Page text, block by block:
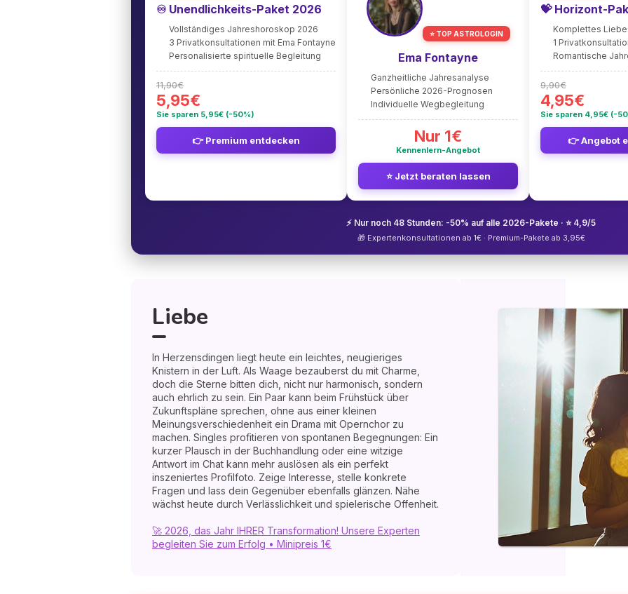
♾️ Unendlichkeits-Paket 2026
Vollständiges Jahreshoroskop 2026
3 Privatkonsultationen mit Ema Fontayne
Personalisierte spirituelle Begleitung
11,90€
5,95€
Sie sparen 5,95€ (-50%)
👉 Premium entdecken
⭐ TOP ASTROLOGIN
Ema Fontayne
Ganzheitliche Jahresanalyse
Persönliche 2026-Prognosen
Individuelle Wegbegleitung
Nur 1€
Kennenlern-Angebot
⭐ Jetzt beraten lassen
💝 Horizont-
Komplettes
1
Romantische
9,90€
4,95€
Sie sparen 4,95€ (-
👉 Angebot
⚡ Nur noch 48 Stunden: -50% auf alle 2026-Pakete · ⭐ 4,9/5
🎁 Expertenkonsultationen ab 1€ · Premium-Pakete ab 3,95€
Liebe
In Herzensdingen liegt heute ein leichtes, neugieriges
Knistern in der Luft. Als Waage bezauberst du mit Charme,
doch die Sterne bitten dich, nicht nur harmonisch, sondern
auch ehrlich zu sein. Ein Paar kann beim Frühstück über
Zukunftspläne sprechen, ohne aus einer kleinen
Meinungsverschiedenheit ein Drama mit Opernchor zu
machen. Singles profitieren von spontanen Begegnungen: Ein
kurzer Plausch in der Buchhandlung oder eine witzige
Antwort im Chat kann mehr auslösen als ein perfekt
inszeniertes Profilfoto. Zeige Interesse, stelle konkrete
Fragen und lass dein Gegenüber ebenfalls glänzen. Nähe
wächst heute durch Verlässlichkeit und spielerische Offenheit.
🚀 2026, das Jahr IHRER Transformation! Unsere Experten
begleiten Sie zum Erfolg • Minipreis 1€